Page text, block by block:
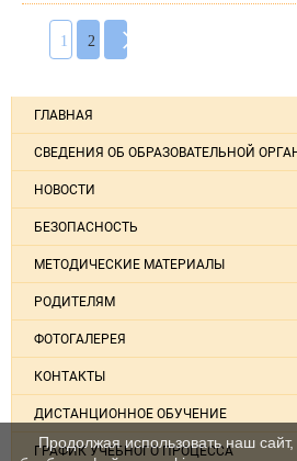
1 2
ГЛАВНАЯ
СВЕДЕНИЯ ОБ ОБРАЗОВАТЕЛЬНОЙ
НОВОСТИ
БЕЗОПАСНОСТЬ
МЕТОДИЧЕСКИЕ МАТЕРИАЛЫ
РОДИТЕЛЯМ
ФОТОГАЛЕРЕЯ
КОНТАКТЫ
ДИСТАНЦИОННОЕ ОБУЧЕНИЕ
ГРАФИК УЧЕБНОГО ПРОЦЕССА
Продолжая использовать наш